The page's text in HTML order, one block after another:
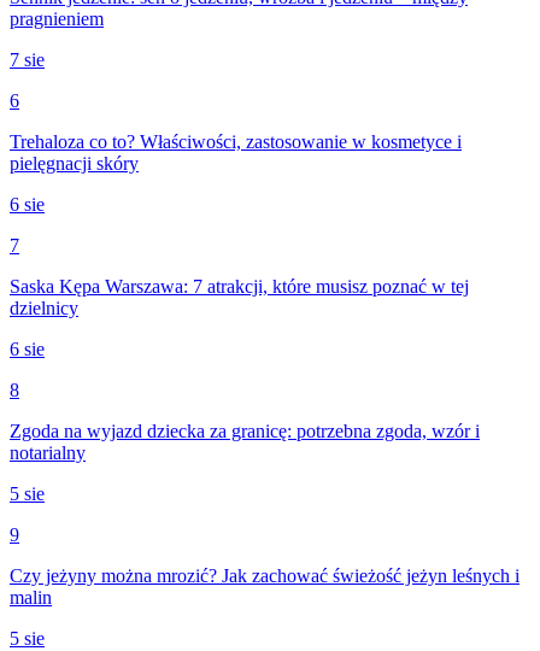
pragnieniem
7 sie
6
Trehaloza co to? Właściwości, zastosowanie w kosmetyce i
pielęgnacji skóry
6 sie
7
Saska Kępa Warszawa: 7 atrakcji, które musisz poznać w tej
dzielnicy
6 sie
8
Zgoda na wyjazd dziecka za granicę: potrzebna zgoda, wzór i
notarialny
5 sie
9
Czy jeżyny można mrozić? Jak zachować świeżość jeżyn leśnych i
malin
5 sie